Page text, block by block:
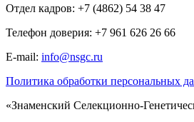
Отдел кадров: +7 (4862) 54 38 47
Телефон доверия: +7 961 626 26 66
E-mail: info@nsgc.ru
Политика обработки персональных
«Знаменский Селекционно-